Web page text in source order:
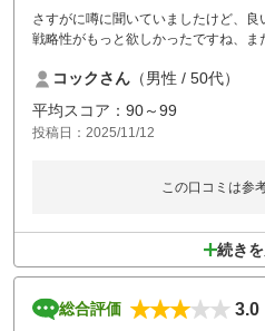
さすがに噂に聞いていましたけど、
戦略性がもっと欲しかったですね、
コックさん （男性 / 50代）
平均スコア：90～99
投稿日：2025/11/12
この口コミは参
続き
総合評価
3.0